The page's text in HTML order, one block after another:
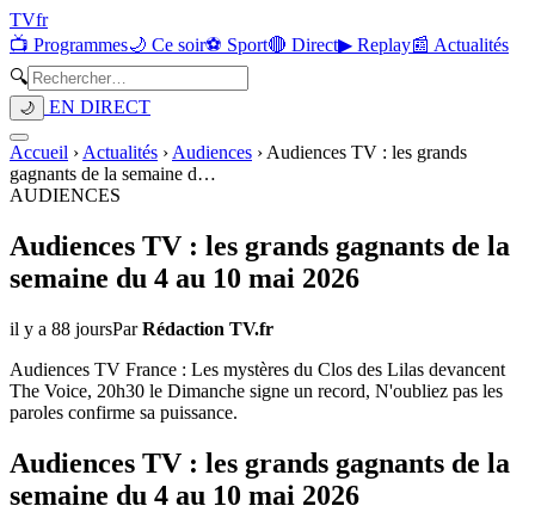
TVfr
📺 Programmes🌙 Ce soir⚽ Sport🔴 Direct▶ Replay📰 Actualités
🔍
🌙 EN DIRECT
Accueil › Actualités › Audiences › Audiences TV : les grands
gagnants de la semaine d…
AUDIENCES
Audiences TV : les grands gagnants de la
semaine du 4 au 10 mai 2026
il y a 88 joursParRédaction TV.fr
Audiences TV France : Les mystères du Clos des Lilas devancent
The Voice, 20h30 le Dimanche signe un record, N'oubliez pas les
paroles confirme sa puissance.
Audiences TV : les grands gagnants de la
semaine du 4 au 10 mai 2026